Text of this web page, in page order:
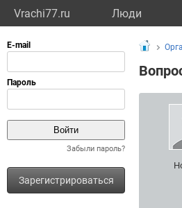
Vrachi77.ru Люди
Забыли пароль?
Зарегистрироваться